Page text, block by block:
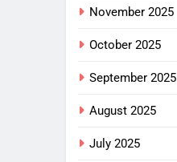
November 2025
October 2025
September 2025
August 2025
July 2025